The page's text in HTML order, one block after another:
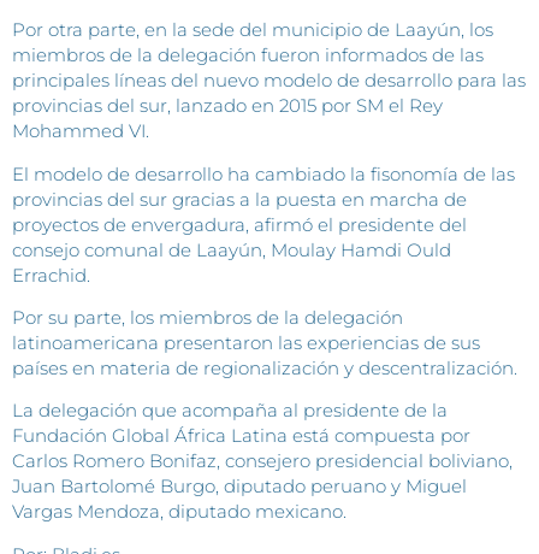
Por otra parte, en la sede del municipio de Laayún, los
miembros de la delegación fueron informados de las
principales líneas del nuevo modelo de desarrollo para las
provincias del sur, lanzado en 2015 por SM el Rey
Mohammed VI.
El modelo de desarrollo ha cambiado la fisonomía de las
provincias del sur gracias a la puesta en marcha de
proyectos de envergadura, afirmó el presidente del
consejo comunal de Laayún, Moulay Hamdi Ould
Errachid.
Por su parte, los miembros de la delegación
latinoamericana presentaron las experiencias de sus
países en materia de regionalización y descentralización.
La delegación que acompaña al presidente de la
Fundación Global África Latina está compuesta por
Carlos Romero Bonifaz, consejero presidencial boliviano,
Juan Bartolomé Burgo, diputado peruano y Miguel
Vargas Mendoza, diputado mexicano.